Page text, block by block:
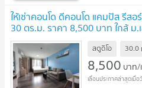
ให้เช่าคอนโด ดีคอนโด แคมปัส รีส
30 ตร.ม. ราคา 8,500 บาท ใกล้ ม.
สตูดิโอ 30.0
8,500 บาท/